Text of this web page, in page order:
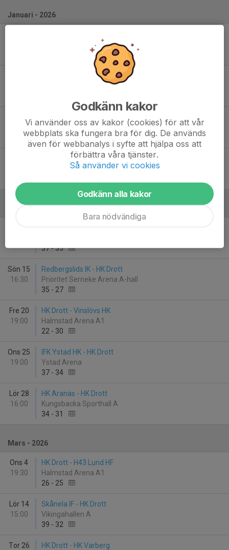
Januari - 2026
Halmstad Arena A1
HK Torslanda Elit - HK Drott
Torslanda Sporthall A
19:00
Halmstad Arena A1
30 -36
IFK Tumba HK - HK Drott
Tumba Idrottshus A
37-35
Sön 15
16:30
Redbergslids IK - HK Drott
Prioritet Serneke Arena A-hall
35 - 27
Fre 20
19:00
HK Drott - Vinslövs HK
Halmstad Arena A1
22 - 30
Ons 25
19:00
IFK Ystad HK - HK Drott
Ystad Arena
37 - 34
Lör 28
16:00
HK Aranäs - HK Drott
Kungsbacka Sporthall A
34 - 31
Mars - 2026
Ons 4
19:30
HK Drott - H43 Lund HF
Halmstad Arena A1
26 - 25
Lör 14
15:00
Skånela IF - HK Drott
Vikingahallen A
39 - 32
Tor 26
HK Drott - HK Varberg
Godkänn kakor
Vi använder oss av kakor (cookies) för att vår
webbplats ska fungera bra för dig. De används
även för webbanalys i syfte att hjälpa oss att
förbättra våra tjänster.
Så använder vi cookies
Godkänn alla kakor
Bara nödvändiga